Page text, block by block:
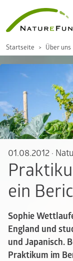
Startseite Über uns
01.08.2012 ·
ein
Sophie
England und
und Japanisch.
Praktikum im